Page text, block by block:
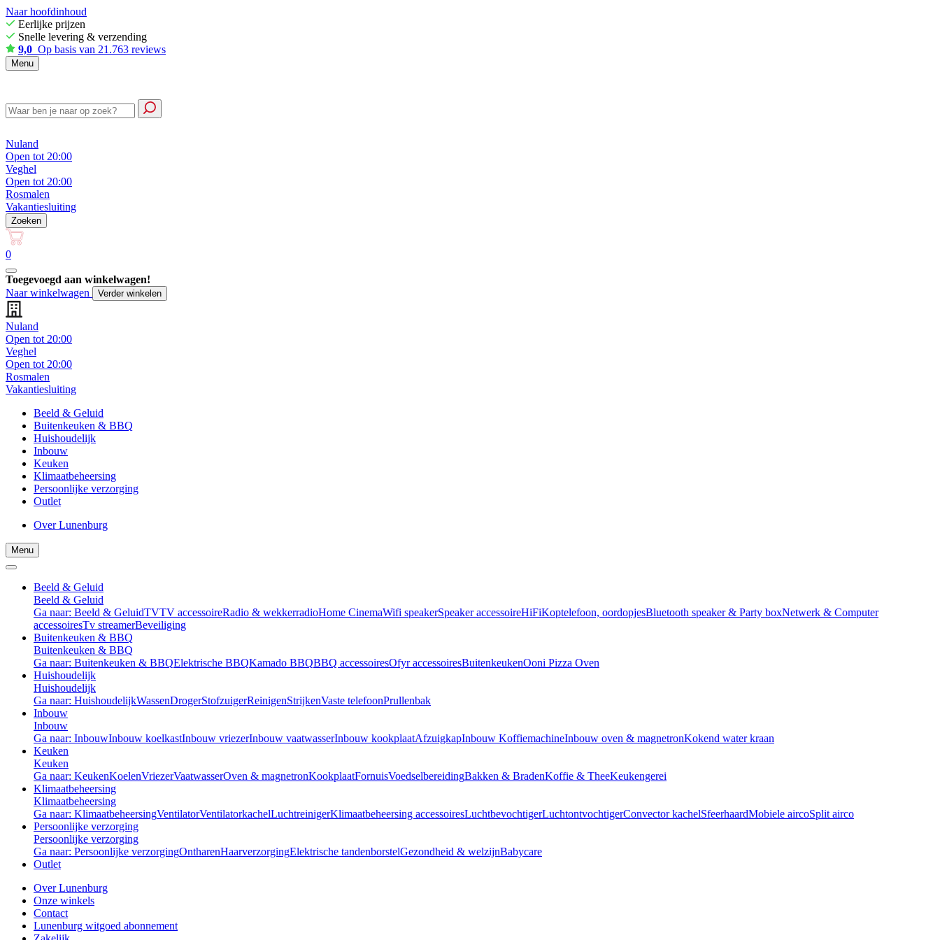
Naar hoofdinhoud
Eerlijke prijzen
Snelle levering & verzending
9,0 Op basis van 21.763 reviews
Menu
Nuland
Open tot 20:00
Veghel
Open tot 20:00
Rosmalen
Vakantiesluiting
Zoeken
0
Toegevoegd aan winkelwagen!
Naar winkelwagen
Verder winkelen
Nuland
Open tot 20:00
Veghel
Open tot 20:00
Rosmalen
Vakantiesluiting
Beeld & Geluid
Buitenkeuken & BBQ
Huishoudelijk
Inbouw
Keuken
Klimaatbeheersing
Persoonlijke verzorging
Outlet
Over Lunenburg
Menu
Beeld & Geluid
Beeld & Geluid
Ga naar: Beeld & GeluidTVTV accessoireRadio & wekkerradioHome CinemaWifi speakerSpeaker accessoireHiFiKoptelefoon, oordopjesBluetooth speaker & Party boxNetwerk & Computer
accessoiresTv streamerBeveiliging
Buitenkeuken & BBQ
Buitenkeuken & BBQ
Ga naar: Buitenkeuken & BBQElektrische BBQKamado BBQBBQ accessoiresOfyr accessoiresBuitenkeukenOoni Pizza Oven
Huishoudelijk
Huishoudelijk
Ga naar: HuishoudelijkWassenDrogerStofzuigerReinigenStrijkenVaste telefoonPrullenbak
Inbouw
Inbouw
Ga naar: InbouwInbouw koelkastInbouw vriezerInbouw vaatwasserInbouw kookplaatAfzuigkapInbouw KoffiemachineInbouw oven & magnetronKokend water kraan
Keuken
Keuken
Ga naar: KeukenKoelenVriezerVaatwasserOven & magnetronKookplaatFornuisVoedselbereidingBakken & BradenKoffie & TheeKeukengerei
Klimaatbeheersing
Klimaatbeheersing
Ga naar: KlimaatbeheersingVentilatorVentilatorkachelLuchtreinigerKlimaatbeheersing accessoiresLuchtbevochtigerLuchtontvochtigerConvector kachelSfeerhaardMobiele aircoSplit airco
Persoonlijke verzorging
Persoonlijke verzorging
Ga naar: Persoonlijke verzorgingOntharenHaarverzorgingElektrische tandenborstelGezondheid & welzijnBabycare
Outlet
Over Lunenburg
Onze winkels
Contact
Lunenburg witgoed abonnement